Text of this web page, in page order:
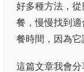
好多種方法，
餐，慢慢找到
餐時間，因為它
這篇文章我會